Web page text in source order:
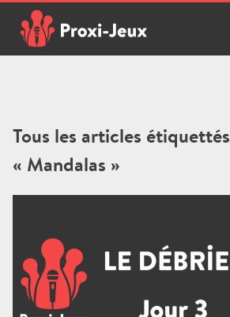
content
Tous les articles étiquettés
« Mandalas »